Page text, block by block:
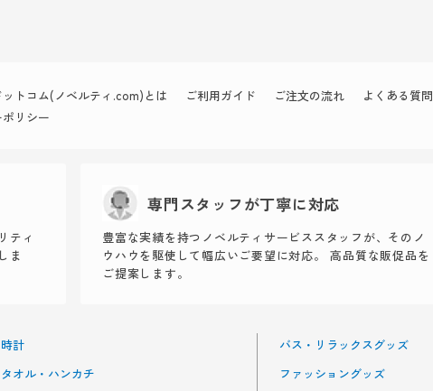
ットコム(ノベルティ.com)とは ご利用ガイド ご注文の流れ よくある質問
リシー
ティ
ま
専門スタッフが丁寧に対応
豊富な実績を持つノベルティサービススタッフが、そのノ
ウハウを駆使して幅広いご要望に対応。 高品質な販促品を
ご提案します。
時計
タオル・ハンカチ
バス・リラックスグッズ
ファッショングッズ